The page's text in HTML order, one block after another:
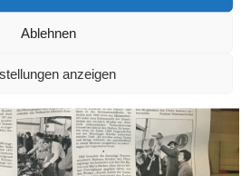
Ablehnen
anzeigen